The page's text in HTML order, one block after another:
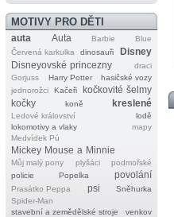
MOTIVY PRO DĚTI
auta Auta Barbie
Blue
Červená karkulka
dinosauři
Disney
Disneyovské princezny
draci
Gorjuss
Harry Potter
hasičské vozy
jednorožci
Kačeři
kočkovité šelmy
kočky
koně kreslené
Ledové království
lodě
lokomotivy a vlaky
mapy
Medvídek Pú
Mickey Mouse a Minnie
Můj malý pony plyšáci
podmořské
policie
Popelka povolání
Prasátko Peppa psi
Sněhurka
Spider‐Man
stavební a zemědělské stroje
venkov